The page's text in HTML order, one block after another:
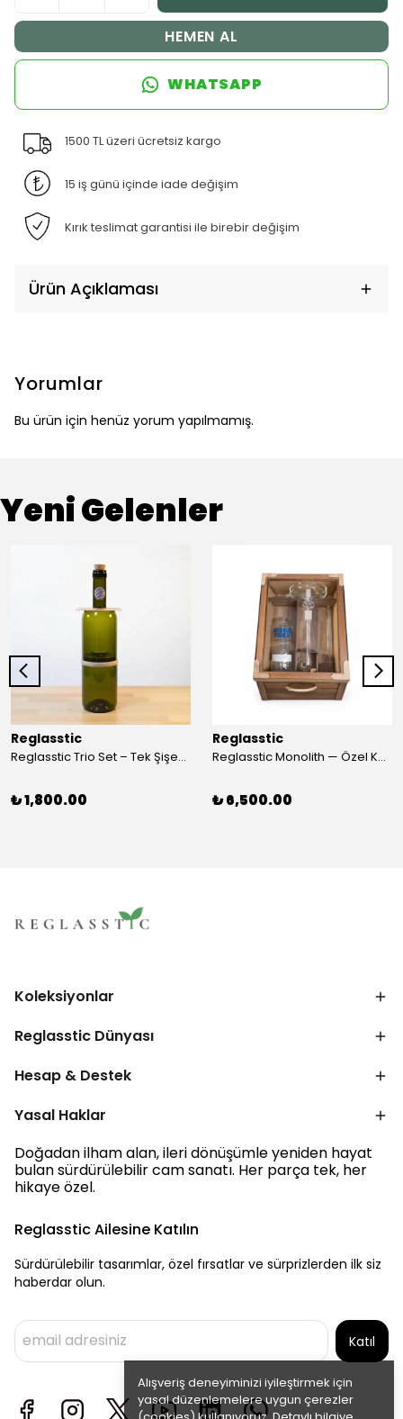
Alışveriş deneyiminizi iyileştirmek için
yasal düzenlemelere uygun çerezler
HEMEN AL
WHATSAPP
1500 TL üzeri ücretsiz kargo
15 iş günü içinde iade değişim
Kırık teslimat garantisi ile birebir değişim
Ürün Açıklaması
Yorumlar
Bu ürün için henüz yorum yapılmamış.
Yeni Gelenler
Reglasstic
Reglasstic Trio Set – Tek Şişeden 3 Parça
₺ 1,800.00
Reglasstic
Reglasstic Monolith — Özel Kutulu Cam Nargile
₺ 6,500.00
Koleksiyonlar
Reglasstic Dünyası
Hesap & Destek
Yasal Haklar
Doğadan ilham alan, ileri dönüşümle yeniden hayat
bulan sürdürülebilir cam sanatı. Her parça tek, her
hikaye özel.
Reglasstic Ailesine Katılın
Sürdürülebilir tasarımlar, özel fırsatlar ve sürprizlerden ilk siz
haberdar olun.
Katıl